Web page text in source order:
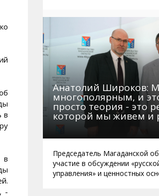
в
в
-
Анатолий Широков:
многополярным, и
просто теория - это
которой мы живем и
Председатель Магаданской
участие в обсуждении
управления» и ценностных